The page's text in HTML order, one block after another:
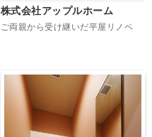
株式会社アップルホーム
ご両親から受け継いだ平屋リノベ